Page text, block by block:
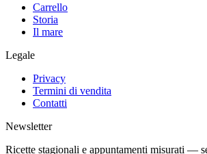
Carrello
Storia
Il mare
Legale
Privacy
Termini di vendita
Contatti
Newsletter
Ricette stagionali e appuntamenti misurati —